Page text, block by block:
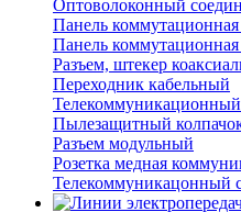
Оптоволоконный
Панель
Панель
Разъем, штекер
Переходник кабельный
Телекоммуникационный
Пылезащитный
Разъем модульный
Розетка медная
Телекоммуникацонный